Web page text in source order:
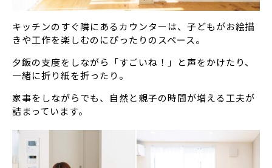
キッチンのすぐ隣にあるカウンターは、子どもがお絵描
きや工作を楽しむのにぴったりのスペース。
夕飯の支度をしながら「すごいね！」と声をかけたり、
一緒に折り紙を折ったり。
家事をしながらでも、自然と親子の時間が増える工夫が
詰まっています。